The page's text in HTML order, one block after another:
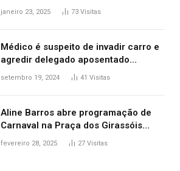
brasileira a melhor atriz
janeiro 23, 2025 73 Visitas
Médico é suspeito de invadir carro e
agredir delegado aposentado
durante confusão no trânsito
setembro 19, 2024 41 Visitas
Aline Barros abre programação de
Carnaval na Praça dos Girassóis
nesta sexta-feira, em Palmas
fevereiro 28, 2025 27 Visitas